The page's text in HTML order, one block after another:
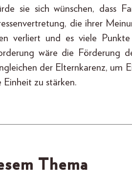
sie sich wünschen, dass
die ihrer
verliert und es viele
wäre die Förderung
der Elternkarenz, um
Einheit zu stärken.
Thema